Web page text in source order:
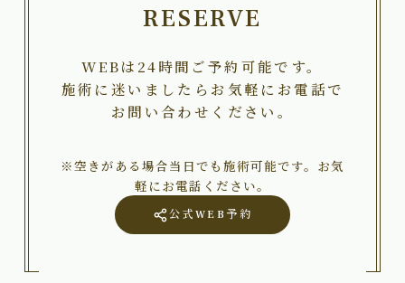
RESERVE
WEBは24時間ご予約可能です。
施術に迷いましたらお気軽にお電話で
お問い合わせください。
※空きがある場合当日でも施術可能です。お気
軽にお電話ください。
公式WEB予約